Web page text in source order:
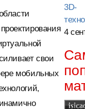
свои
мобильных
3D-
4